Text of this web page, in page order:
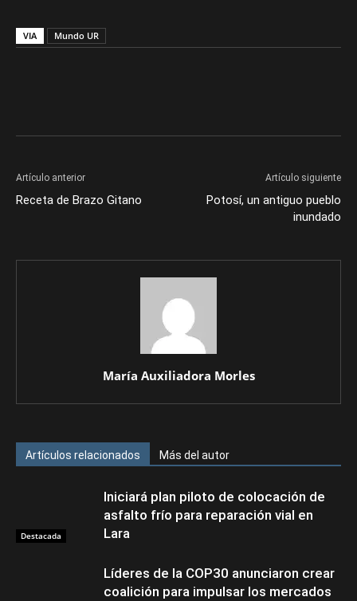
VIA Mundo UR
Artículo anterior
Receta de Brazo Gitano
Artículo siguiente
Potosí, un antiguo pueblo
inundado
María Auxiliadora Morles
Artículos relacionados Más del autor
Destacada
Iniciará plan piloto de colocación de
asfalto frío para reparación vial en
Lara
Líderes de la COP30 anunciaron crear
coalición para impulsar los mercados